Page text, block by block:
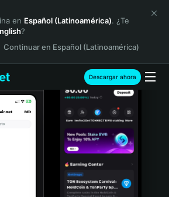
en Español (Latinoamérica). ¿Te
?
Continuar en Español (Latinoamérica)
Descargar ahora